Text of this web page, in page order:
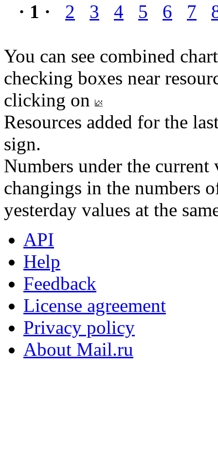
· 1 · 2 3 4 5 6 7
You can see combined
checking boxes near
clicking on
Resources added for the
sign.
Numbers under the
changings in the numbers
yesterday values at the
API
Help
Feedback
License agreement
Privacy policy
About Mail.ru